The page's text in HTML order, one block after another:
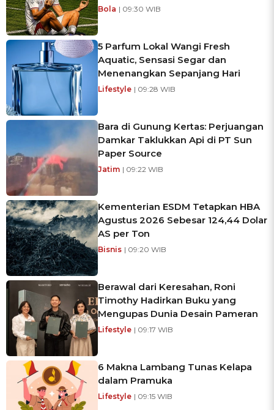
Bola | 09:30 WIB
5 Parfum Lokal Wangi Fresh
Aquatic, Sensasi Segar dan
Menenangkan Sepanjang Hari
Lifestyle | 09:28 WIB
Bara di Gunung Kertas: Perjuangan
Damkar Taklukkan Api di PT Sun
Paper Source
Jatim | 09:22 WIB
Kementerian ESDM Tetapkan HBA
Agustus 2026 Sebesar 124,44 Dolar
AS per Ton
Bisnis | 09:20 WIB
Berawal dari Keresahan, Roni
Timothy Hadirkan Buku yang
Mengupas Dunia Desain Pameran
Lifestyle | 09:17 WIB
6 Makna Lambang Tunas Kelapa
dalam Pramuka
Lifestyle | 09:15 WIB